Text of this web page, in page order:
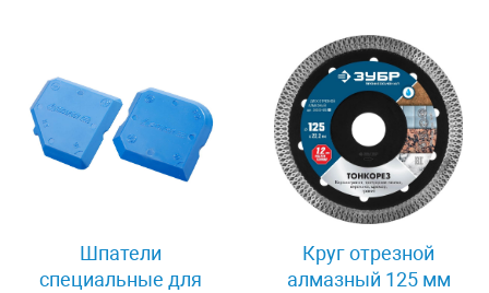
Шпатели
специальные для
Круг отрезной
алмазный 125 мм